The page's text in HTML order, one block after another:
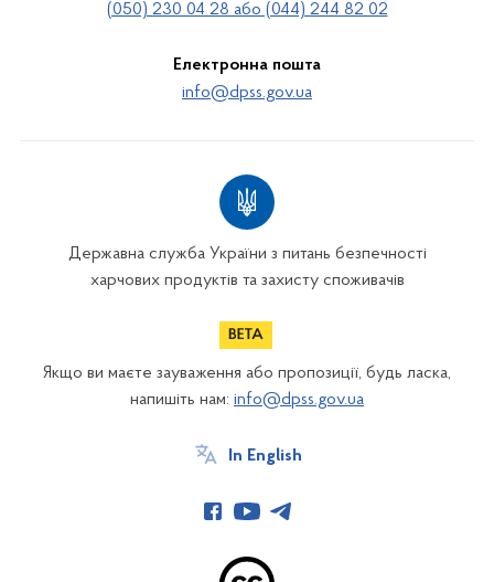
(050) 230 04 28 або (044) 244 82 02
Електронна пошта
info@dpss.gov.ua
Державна служба України з питань безпечності
харчових продуктів та захисту споживачів
Якщо ви маєте зауваження або пропозиції, будь ласка,
напишіть нам: info@dpss.gov.ua
In English